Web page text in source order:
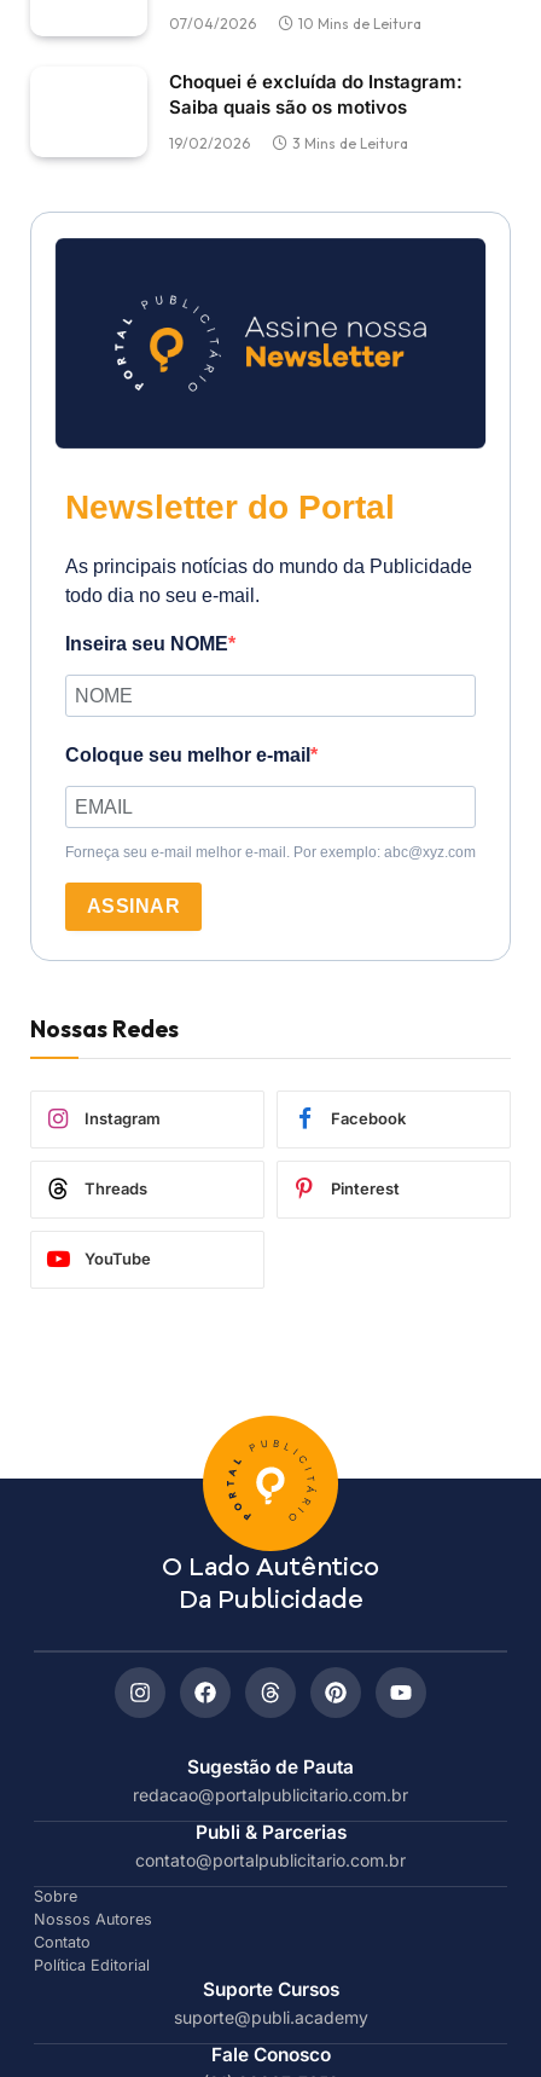
07/04/2026 10 Mins de Leitura
Choquei é excluída do Instagram:
Saiba quais são os motivos
19/02/2026 3 Mins de Leitura
Newsletter do Portal
As principais notícias do mundo da Publicidade
todo dia no seu e-mail.
Inseira seu NOME
Coloque seu melhor e-mail
Forneça seu e-mail melhor e-mail. Por exemplo: abc@xyz.com
ASSINAR
Nossas Redes
Instagram Facebook
Threads Pinterest
YouTube
Sugestão de Pauta
redacao@portalpublicitario.com.br
Publi & Parcerias
contato@portalpublicitario.com.br
Sobre
Nossos Autores
Contato
Política Editorial
O Lado Autêntico
Da Publicidade
Suporte Cursos
suporte@publi.academy
Fale Conosco